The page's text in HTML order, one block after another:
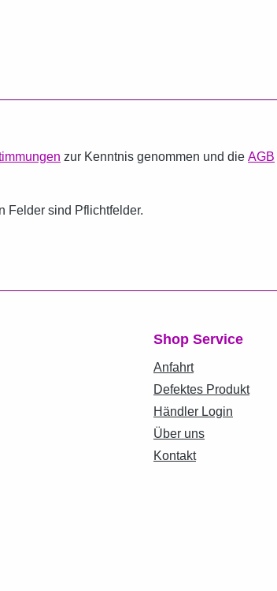
zur Kenntnis genommen und die AGB
Felder sind Pflichtfelder.
Shop Service
Anfahrt
Defektes Produkt
Händler Login
Über uns
Kontakt